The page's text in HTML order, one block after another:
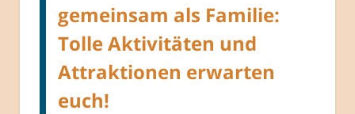
gemeinsam als Familie:
Tolle Aktivitäten und
Attraktionen erwarten
euch!